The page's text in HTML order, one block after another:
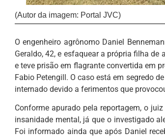
(Autor da imagem: Portal JVC)
O engenheiro agrônomo Daniel
Geraldo, 42, e esfaquear a própria filha
e teve prisão em flagrante convertida em
Fabio Petengill. O caso está em segredo
internado devido a ferimentos que
Conforme apurado pela reportagem, o
insanidade mental, já que o investigado
Foi informado ainda que após Daniel